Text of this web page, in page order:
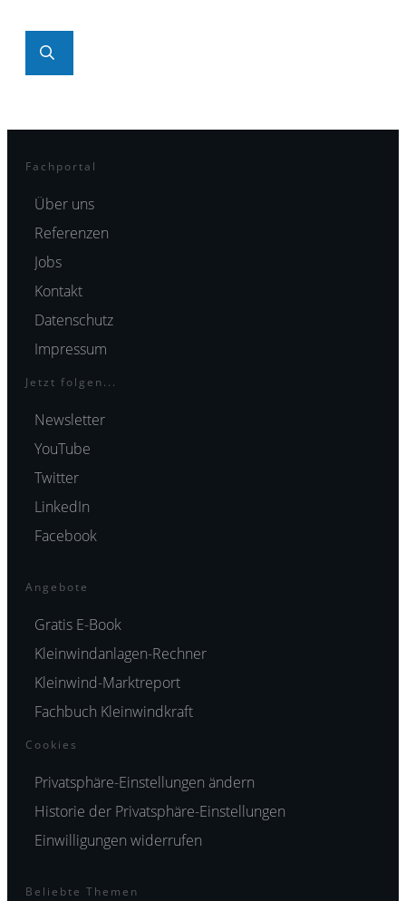
Fachportal
Über uns
Referenzen
Jobs
Kontakt
Datenschutz
Impressum
Jetzt folgen...
Newsletter
YouTube
Twitter
LinkedIn
Facebook
Angebote
Gratis E-Book
Kleinwindanlagen-Rechner
Kleinwind-Marktreport
Fachbuch Kleinwindkraft
Cookies
Privatsphäre-Einstellungen ändern
Historie der Privatsphäre-Einstellungen
Einwilligungen widerrufen
Beliebte Themen